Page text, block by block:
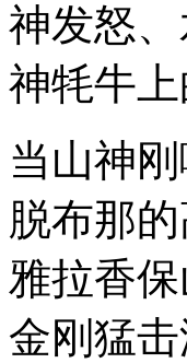
神发怒
神牦牛
当山神
脱布那
雅拉香
金刚猛